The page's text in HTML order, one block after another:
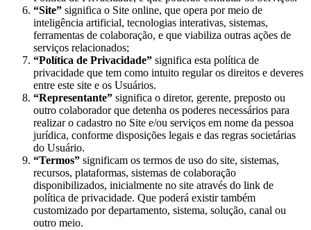
“Site” significa o Site online, que opera por meio de
inteligência artificial, tecnologias interativas, sistemas,
ferramentas de colaboração, e que viabiliza outras ações de
serviços relacionados;
“Política de Privacidade” significa esta política de
privacidade que tem como intuito regular os direitos e deveres
entre este site e os Usuários.
“Representante” significa o diretor, gerente, preposto ou
outro colaborador que detenha os poderes necessários para
realizar o cadastro no Site e/ou serviços em nome da pessoa
jurídica, conforme disposições legais e das regras societárias
do Usuário.
“Termos” significam os termos de uso do site, sistemas,
recursos, plataformas, sistemas de colaboração
disponibilizados, inicialmente no site através do link de
política de privacidade. Que poderá existir também
customizado por departamento, sistema, solução, canal ou
outro meio.